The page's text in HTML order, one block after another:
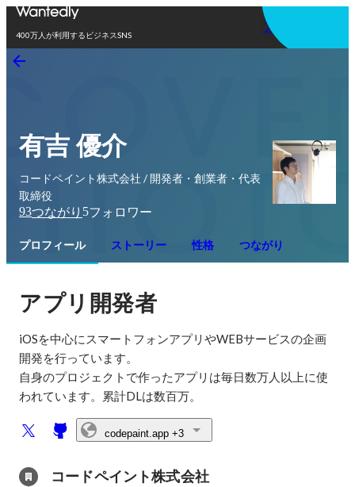
400万人が利用するビジネスSNS
アプリを使う
有吉 優介
コードペイント株式会社 / 開発者・創業者・代表
取締役
93つながり 5フォロワー
プロフィール ストーリー 性格 つながり
アプリ開発者
iOSを中心にスマートフォンアプリやWEBサービスの企画
開発を行っています。
自身のプロジェクトで作ったアプリは毎日数万人以上に使
われています。累計DLは数百万。
codepaint.app +3
コードペイント株式会社